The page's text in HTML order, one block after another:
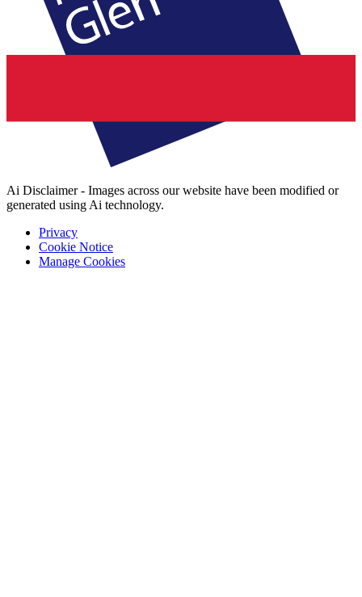
Ai Disclaimer - Images across our website have been modified or
generated using Ai technology.
Privacy
Cookie Notice
Manage Cookies